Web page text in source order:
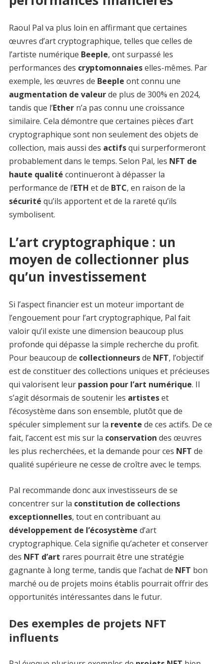
Raoul Pal va plus loin en affirmant que certaines
œuvres d’art cryptographique, telles que celles de
l’artiste numérique Beeple, ont surpassé les
performances des cryptomonnaieselles-mêmes. Par
exemple, les œuvres de Beeple ont connu une
augmentation de valeurde plus de 300% en 2024,
tandis que l’Ethern’a pas connu une croissance
similaire. Cela démontre que certaines pièces d’art
cryptographique sont non seulement des objets de
collection, mais aussi des actifsqui surperformeront
probablement dans le temps. Selon Pal, les NFT de
haute qualité continueront à dépasser la
performance de l’ETH et de BTC, en raison de la
sécurité qu’ils apportent et de la rareté qu’ils
symbolisent.
L’art cryptographique : un
moyen de collectionner plus
qu’un investissement
Si l’aspect financier est un moteur important de
l’engouement pour l’art cryptographique, Pal fait
valoir qu’il existe une dimension beaucoup plus
profonde qui dépasse la simple recherche du profit.
Pour beaucoup de collectionneursde NFT, l’objectif
est de constituer des collections uniques et précieuses
qui valorisent leur passion pour l’art numérique. Il
s’agit désormais de soutenir les artisteset
l’écosystème dans son ensemble, plutôt que de
spéculer simplement sur la revente de ces actifs. De ce
fait, l’accent est mis sur la conservation des œuvres
les plus recherchées, et la demande pour ces NFT de
qualité supérieure ne cesse de croître avec le temps.
Pal recommande donc aux investisseurs de se
concentrer sur la constitution de collections
exceptionnelles, tout en contribuant au
développement de l’écosystème d’art
cryptographique. Cela signifie qu’acheter et conserver
des NFT d’art rares pourrait être une stratégie
gagnante à long terme, tandis que l’achat de NFT bon
marché ou de projets moins établis pourrait offrir des
opportunités intéressantes dans le futur.
Des exemples de projets NFT
influents